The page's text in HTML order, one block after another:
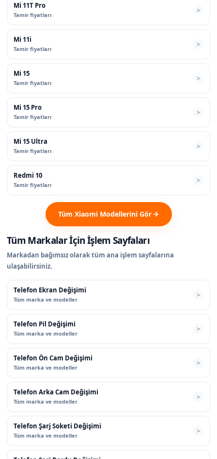
Mi 11T Pro
Tamir fiyatları
Mi 11i
Tamir fiyatları
Mi 15
Tamir fiyatları
Mi 15 Pro
Tamir fiyatları
Mi 15 Ultra
Tamir fiyatları
Redmi 10
Tamir fiyatları
Tüm Xiaomi Modellerini Gör
Tüm Markalar İçin İşlem Sayfaları
Markadan bağımsız olarak tüm ana işlem sayfalarına
ulaşabilirsiniz.
Telefon Ekran Değişimi
Tüm marka ve modeller
Telefon Pil Değişimi
Tüm marka ve modeller
Telefon Ön Cam Değişimi
Tüm marka ve modeller
Telefon Arka Cam Değişimi
Tüm marka ve modeller
Telefon Şarj Soketi Değişimi
Tüm marka ve modeller